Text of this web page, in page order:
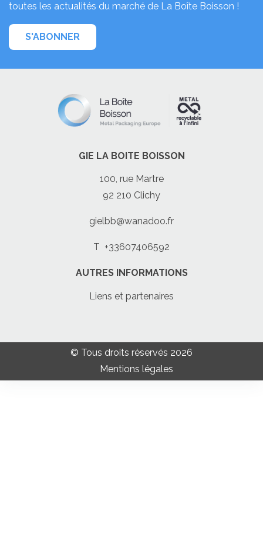
toutes les actualités du marché de La Boîte Boisson !
S'ABONNER
GIE LA BOITE BOISSON
100, rue Martre
92 210 Clichy
gielbb@wanadoo.fr
T +33607406592
AUTRES INFORMATIONS
Liens et partenaires
© Tous droits réservés 2026
Mentions légales